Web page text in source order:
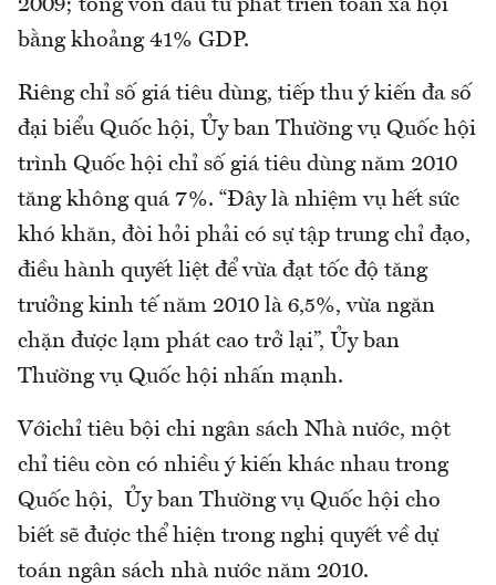
2009; tổng vốn đầu tư phát triển toàn xã hội
bằng khoảng 41% GDP.
Riêng chỉ số giá tiêu dùng, tiếp thu ý kiến đa số
đại biểu Quốc hội, Ủy ban Thường vụ Quốc hội
trình Quốc hội chỉ số giá tiêu dùng năm 2010
tăng không quá 7%. “Đây là nhiệm vụ hết sức
khó khăn, đòi hỏi phải có sự tập trung chỉ đạo,
điều hành quyết liệt để vừa đạt tốc độ tăng
trưởng kinh tế năm 2010 là 6,5%, vừa ngăn
chặn được lạm phát cao trở lại”, Ủy ban
Thường vụ Quốc hội nhấn mạnh.
Vớichỉ tiêu bội chi ngân sách Nhà nước, một
chỉ tiêu còn có nhiều ý kiến khác nhau trong
Quốc hội, Ủy ban Thường vụ Quốc hội cho
biết sẽ được thể hiện trong nghị quyết về dự
toán ngân sách nhà nước năm 2010.